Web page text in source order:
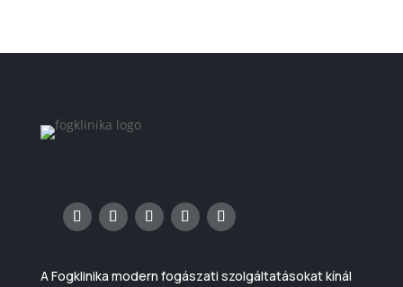
A Fogklinika modern fogászati szolgáltatásokat kínál